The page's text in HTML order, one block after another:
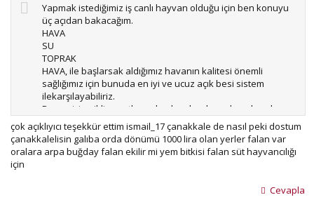
Yapmak istediğimiz iş canlı hayvan olduğu için ben konuyu
üç açıdan bakacağım.
HAVA
SU
TOPRAK
HAVA, ile başlarsak aldığımız havanın kalitesi önemli
sağlığımız için bunuda en iyi ve ucuz açık besi sistem
ilekarşılayabiliriz.
Bunun içine iklim şartlarınıda alırsak çok sıcak yada çok
soğuk yerler süt sığırcılığı için ekonomik olmaz.
SU,işletmenin kendi doğal suyu olması gerek hayvanların
her zaman ulaşabileceği gibi.
Hayvanların içebileceği kalite ve sıcaklıkta olmalı su.
çok açıklıyıcı teşekkür ettim ismail_17 çanakkale de nasıl peki dostum
çanakkalelisin galıba orda dönümü 1000 lira olan yerler falan var
oralara arpa buğday falan ekilir mi yem bitkisi falan süt hayvancılığı
için
Cevapla